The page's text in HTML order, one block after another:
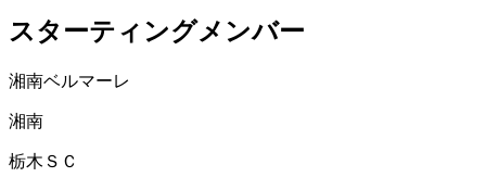
スターティングメンバー
湘南ベルマーレ
湘南
栃木ＳＣ